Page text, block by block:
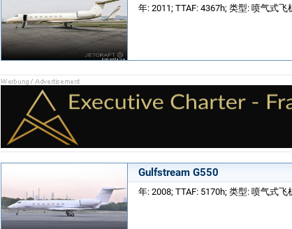
年: 2011; TTAF: 4367h; 类型: 喷气式飞
Gulfstream G550
年: 2008; TTAF: 5170h; 类型: 喷气式飞